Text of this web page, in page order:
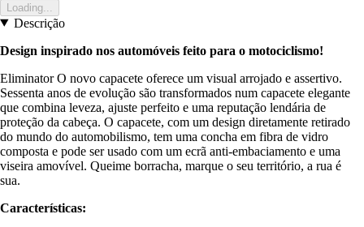
Loading...
Descrição
Design inspirado nos automóveis feito para o motociclismo!
Eliminator O novo capacete oferece um visual arrojado e assertivo.
Sessenta anos de evolução são transformados num capacete elegante
que combina leveza, ajuste perfeito e uma reputação lendária de
proteção da cabeça. O capacete, com um design diretamente retirado
do mundo do automobilismo, tem uma concha em fibra de vidro
composta e pode ser usado com um ecrã anti-embaciamento e uma
viseira amovível. Queime borracha, marque o seu território, a rua é
sua.
Características: